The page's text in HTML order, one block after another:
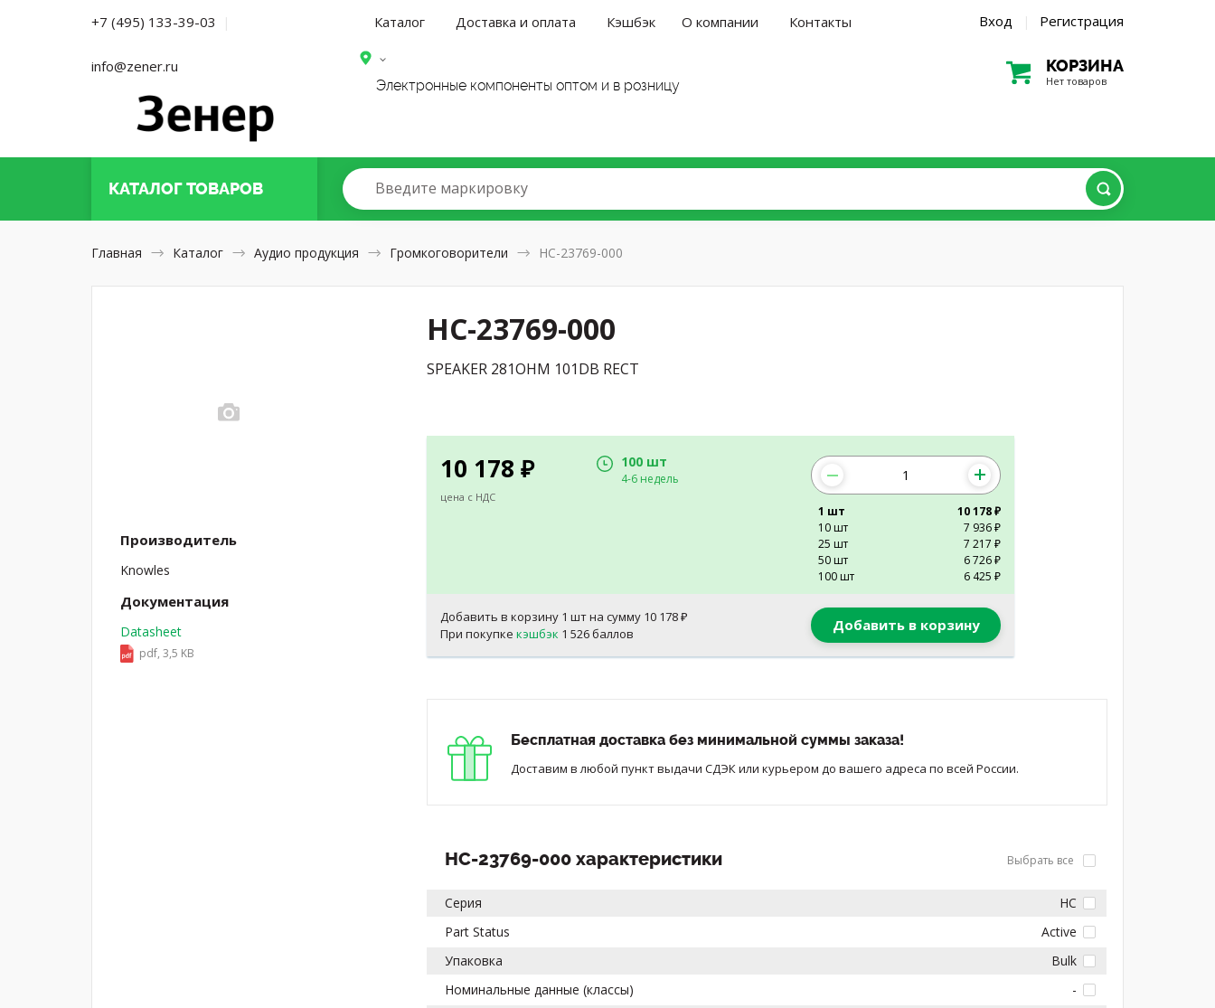
+7 (495) 133-39-03 |
info@zener.ru
Каталог Доставка и оплата Кэшбэк О компании Контакты Вход | Регистрация
Электронные компоненты оптом и в розницу
КОРЗИНА
Нет товаров
КАТАЛОГТОВАРОВ Введите маркировку
Главная Каталог Аудио продукция Громкоговорители HC-23769-000
HC-23769-000
SPEAKER 281OHM 101DB RECT
10 178 ₽
цена с НДС
100 шт
4-6 недель
1 шт
10 178 ₽
10 шт
7 936 ₽
25 шт
7 217 ₽
50 шт
6 726 ₽
100 шт
6 425 ₽
Добавить в корзину 1 шт на сумму 10 178 ₽
При покупкекэшбэк 1 526 баллов Добавить в корзину
Бесплатная доставка без минимальной суммы заказа!
Доставим в любой пункт выдачи СДЭК или курьером до вашего адреса по всей России.
HC-23769-000 характеристики Выбрать все
Серия
HC
Part Status
Active
Упаковка
Bulk
Номинальные данные (классы)
-
Производитель
Knowles
Документация
Datasheet
pdf, 3,5 KB